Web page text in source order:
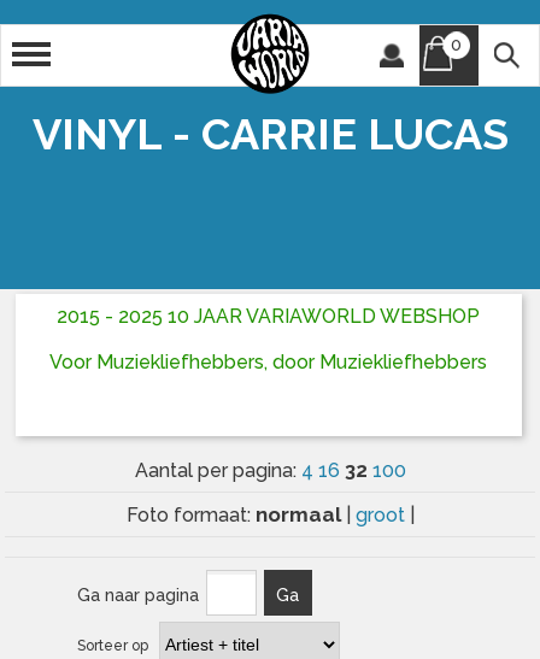
0
VINYL - CARRIE LUCAS
2015 - 2025 10 JAAR VARIAWORLD WEBSHOP
Voor Muziekliefhebbers, door Muziekliefhebbers
Aantal per pagina: 4 16 32 100
Foto formaat: normaal groot
Ga naar pagina Ga
Sorteer op